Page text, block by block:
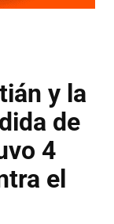
y la
de
4
el